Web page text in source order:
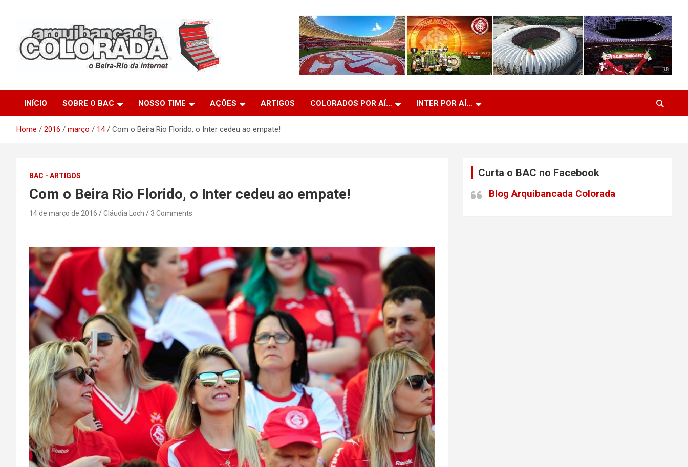
Arquibancada Colorada
INÍCIO SOBRE O BAC NOSSO TIME AÇÕES ARTIGOS COLORADOS POR AÍ… INTER POR AÍ…
Home 2016 março 14 Com o Beira Rio Florido, o Inter cedeu ao empate!
BAC - ARTIGOS
Com o Beira Rio Florido, o Inter cedeu ao empate!
14 de março de 2016 Cláudia Loch 3 Comments
Curta o BAC no Facebook
Blog Arquibancada Colorada